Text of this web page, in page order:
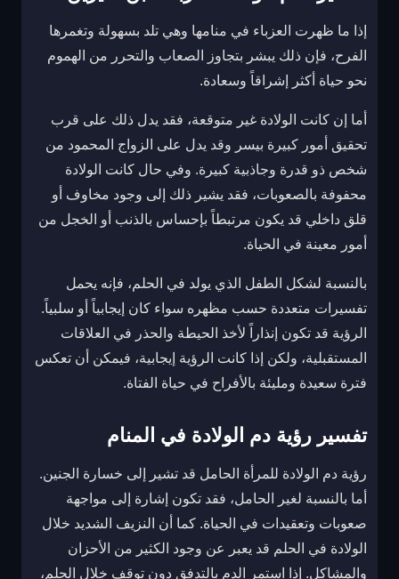
إذا ما ظهرت العزباء في منامها وهي تلد بسهولة وتغمرها
الفرح، فإن ذلك يبشر بتجاوز الصعاب والتحرر من الهموم
نحو حياة أكثر إشراقاً وسعادة.
أما إن كانت الولادة غير متوقعة، فقد يدل ذلك على قرب
تحقيق أمور كبيرة بيسر وقد يدل على الزواج المحمود من
شخص ذو قدرة وجاذبية كبيرة. وفي حال كانت الولادة
محفوفة بالصعوبات، فقد يشير ذلك إلى وجود مخاوف أو
قلق داخلي قد يكون مرتبطاً بإحساس بالذنب أو الخجل من
أمور معينة في الحياة.
بالنسبة لشكل الطفل الذي يولد في الحلم، فإنه يحمل
تفسيرات متعددة حسب مظهره سواء كان إيجابياً أو سلبياً.
الرؤية قد تكون إنذاراً لأخذ الحيطة والحذر في العلاقات
المستقبلية، ولكن إذا كانت الرؤية إيجابية، فيمكن أن تعكس
فترة سعيدة ومليئة بالأفراح في حياة الفتاة.
تفسير رؤية دم الولادة في المنام
رؤية دم الولادة للمرأة الحامل قد تشير إلى خسارة الجنين.
أما بالنسبة لغير الحامل، فقد تكون إشارة إلى مواجهة
صعوبات وتعقيدات في الحياة. كما أن النزيف الشديد خلال
الولادة في الحلم قد يعبر عن وجود الكثير من الأحزان
والمشاكل. إذا استمر الدم بالتدفق دون توقف خلال الحلم،